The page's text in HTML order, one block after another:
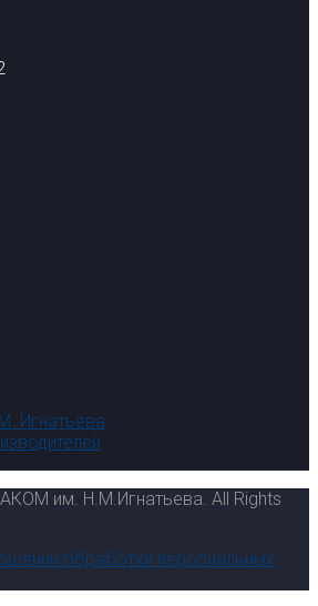
Игнатьева
им. Н.М.Игнатьева. All Rights
обработки персональных